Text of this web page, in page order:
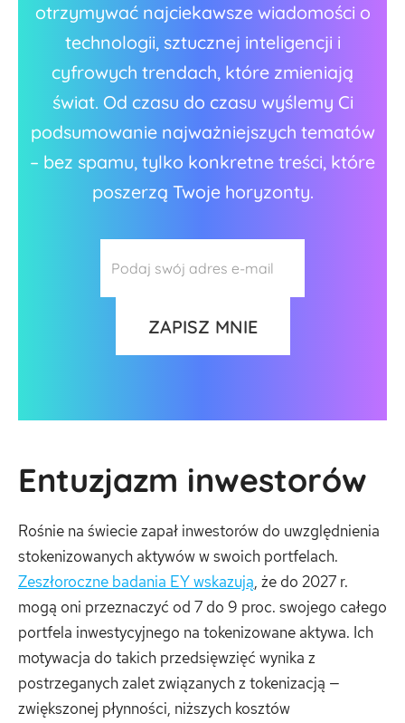
otrzymywać najciekawsze wiadomości o
technologii, sztucznej inteligencji i
cyfrowych trendach, które zmieniają
świat. Od czasu do czasu wyślemy Ci
podsumowanie najważniejszych tematów
– bez spamu, tylko konkretne treści, które
poszerzą Twoje horyzonty.
Entuzjazm inwestorów
Rośnie na świecie zapał inwestorów do uwzględnienia
stokenizowanych aktywów w swoich portfelach.
Zeszłoroczne badania EY wskazują, że do 2027 r.
mogą oni przeznaczyć od 7 do 9 proc. swojego całego
portfela inwestycyjnego na tokenizowane aktywa. Ich
motywacja do takich przedsięwzięć wynika z
postrzeganych zalet związanych z tokenizacją —
zwiększonej płynności, niższych kosztów